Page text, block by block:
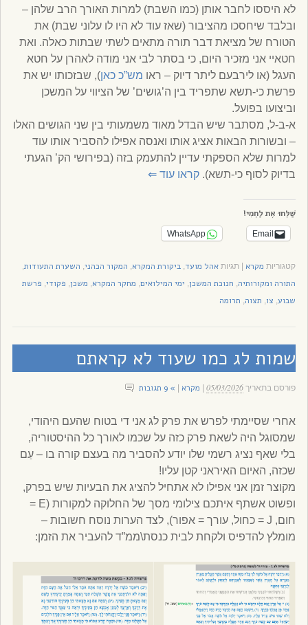
לא היססו לחבר אותן (כמו השבת) למרות האורך הרב שלהן –
ובלבד שיחסכו מהציבור (שאז עוד לא היו לו עלוני שבת) את
הטורח של מציאת דבר תורה מתאים לשתי שבתות כאלה. ואת
חטאיי אני מזכיר היום, כי בסתר לבי אני מודה לאהרן על חטא
העגל (או לירבעם ליתר דיוק – ראו מש”כ כאן), שבזכותו יש את
פרשת כי-תשא שתפריד בין ה’גושים’ של הציווי על המשכן
וביצועו בפועל.
א-ב-ל, מסתבר שיש הבדל מאוד משמעותי בין שני הגושים האלו
– ובשורות הבאות אציג אותו ואנסה אפילו להסביר אותו עוד
למרות שלא הספקתי עדיין להתעמק בזה (בפירושי הק’ הגעתי
בדיוק לסוף כי-תשא).קראו עוד⇐
שַׁלְּחוּ אֶת לַחְמִי!
Email
WhatsApp
קטגוריות מקרא |תגיותאהל מועד,ביקורת המקרא, המקור הכהני, השערת התעודות,
התורה ומקורותיה, חנוכת המשכן, ימי המילואים, מחקר המקרא, משכן, פקודי, פרשת
שבוע, צו, תצוה, תרומה
שמות לג כמו שעוד לא קראתם
פורסם בתאריך05/03/2026 מקרא » 9 תגובות
אחרי שסיימתי לפרש את פרק לג אני די בטוח שהעם היהודי,
שמסוגל היה לשאת פרק כזה על שכמו לאורך כל ההיסטוריה,
בלי שאף נציג רשמי שלו יודע להסביר מה בעצם קורה בו – עַם
שכזה, האיום האיראני קטן עליו!
מקוצר זמן אני אפילו לא אתחיל להציג את הבעיות שיש בפרק,
ופשוט אשתף איתכם צילומי מסך של החלוקה למקורות (E =
חום, J = כחול, עורך = אפור), לצד הערות נוסח חשובות –
מומלץ להדפיס ולקחת לבית כנסת\ממ”ד להעביר את הזמן: